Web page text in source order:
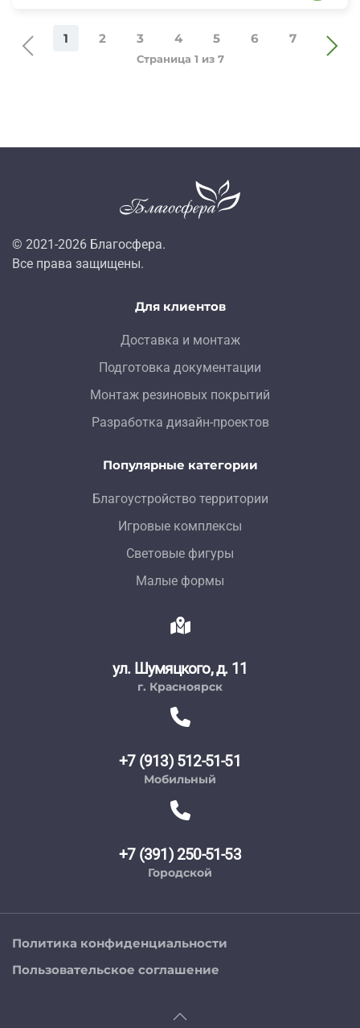
1 2 3 4 5 6 7
Страница 1 из 7
© 2021-2026 Благосфера.
Все права защищены.
Для клиентов
Доставка и монтаж
Подготовка документации
Монтаж резиновых покрытий
Разработка дизайн-проектов
Популярные категории
Благоустройство территории
Игровые комплексы
Световые фигуры
Малые формы
ул. Шумяцкого, д. 11
г. Красноярск
+7 (913) 512-51-51
Мобильный
+7 (391) 250-51-53
Городской
Политика конфиденциальности
Пользовательское соглашение